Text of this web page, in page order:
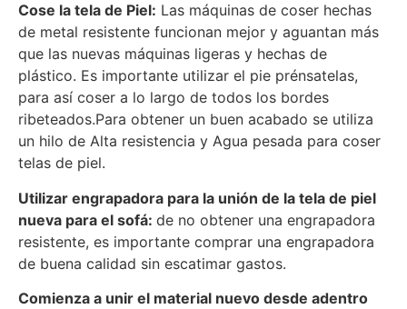
Cose la tela de Piel: Las máquinas de coser hechas
de metal resistente funcionan mejor y aguantan más
que las nuevas máquinas ligeras y hechas de
plástico. Es importante utilizar el pie prénsatelas,
para así coser a lo largo de todos los bordes
ribeteados.Para obtener un buen acabado se utiliza
un hilo de Alta resistencia y Agua pesada para coser
telas de piel.
Utilizar engrapadora para la unión de la tela de piel
nueva para el sofá: de no obtener una engrapadora
resistente, es importante comprar una engrapadora
de buena calidad sin escatimar gastos.
Comienza a unir el material nuevo desde adentro